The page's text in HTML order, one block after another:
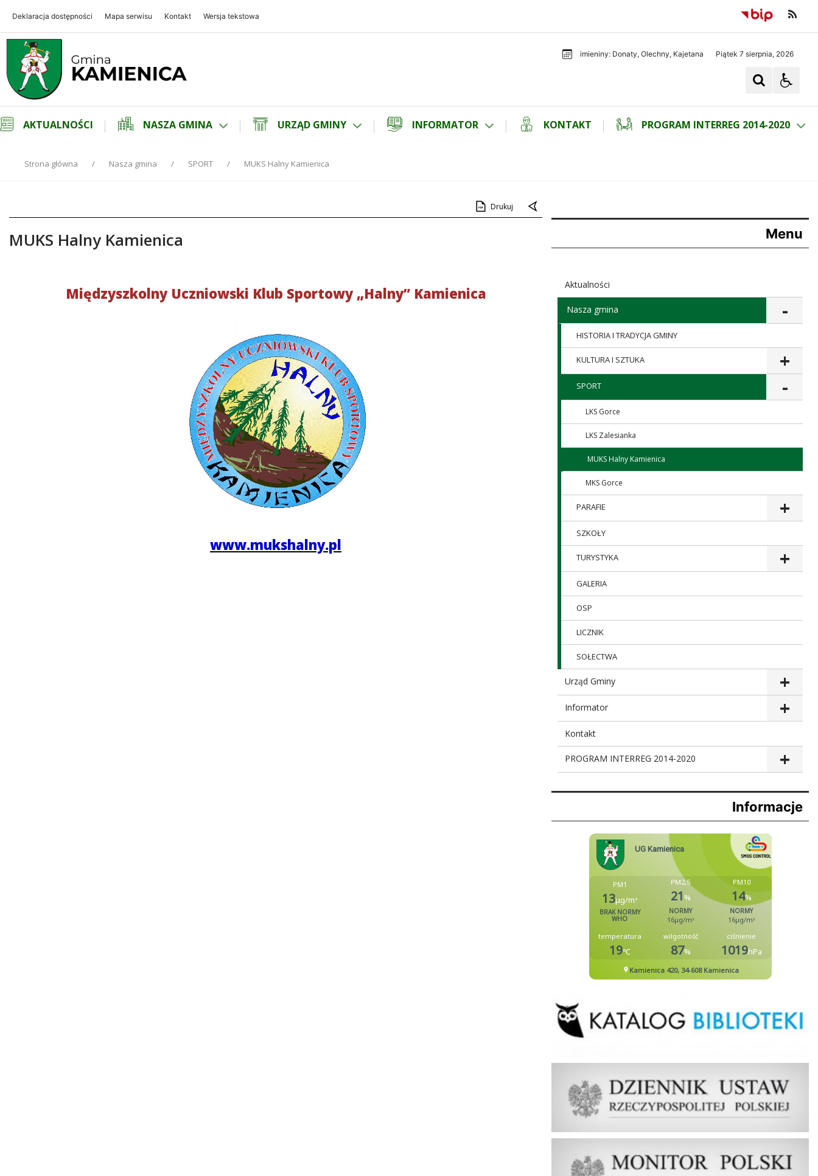
Deklaracja dostępności Mapa serwisu Kontakt Wersja tekstowa
Gmina Kamienica
imieniny: Donaty, Olechny, Kajetana Piątek 7 sierpnia, 2026
AKTUALNOŚCI NASZA GMINA URZĄD GMINY INFORMATOR KONTAKT PROGRAM INTERREG 2014-2020
Strona główna Nasza gmina SPORT MUKS Halny Kamienica
Drukuj
MUKS Halny Kamienica
Międzyszkolny Uczniowski Klub Sportowy „Halny” Kamienica
www.mukshalny.pl
Menu
Aktualności
Nasza gmina
HISTORIA I TRADYCJA GMINY
KULTURA I SZTUKA
SPORT
LKS Gorce
LKS Zalesianka
MUKS Halny Kamienica
MKS Gorce
PARAFIE
SZKOŁY
TURYSTYKA
GALERIA
OSP
LICZNIK
SOŁECTWA
Urząd Gminy
Informator
Kontakt
PROGRAM INTERREG 2014-2020
Informacje